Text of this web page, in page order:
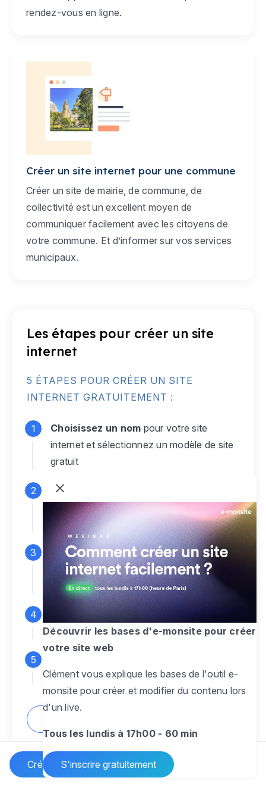
Créer un site Internet
rendez-vous en ligne.
Créer un site internet pour une commune
Créer un site de mairie, de commune, de
collectivité est un excellent moyen de
communiquer facilement avec les citoyens de
votre commune. Et d’informer sur vos services
municipaux.
Les étapes pour créer un site
internet
5 ÉTAPES POUR CRÉER UN SITE
INTERNET GRATUITEMENT :
Choisissez un nom pour votre site
internet et sélectionnez un modèle de site
gratuit
Connectez-vous
monsite gratuit pour accéder à votre
espace d'administration
Personnalisez entièrement le
designpour créer un site web sur-mesure,
à votre image
Ajoutez des pagessans limite pour
présenter votre activité, votre passion
pour rendre votre site dynamique
Découvrir les bases d'e-monsite pour créer
votre site web
Clément vous explique les bases de l'outil e-
monsite pour créer et modifier du contenu lors
d'un live.
Tous les lundis à 17h00 - 60 min
S'inscrire gratuitement